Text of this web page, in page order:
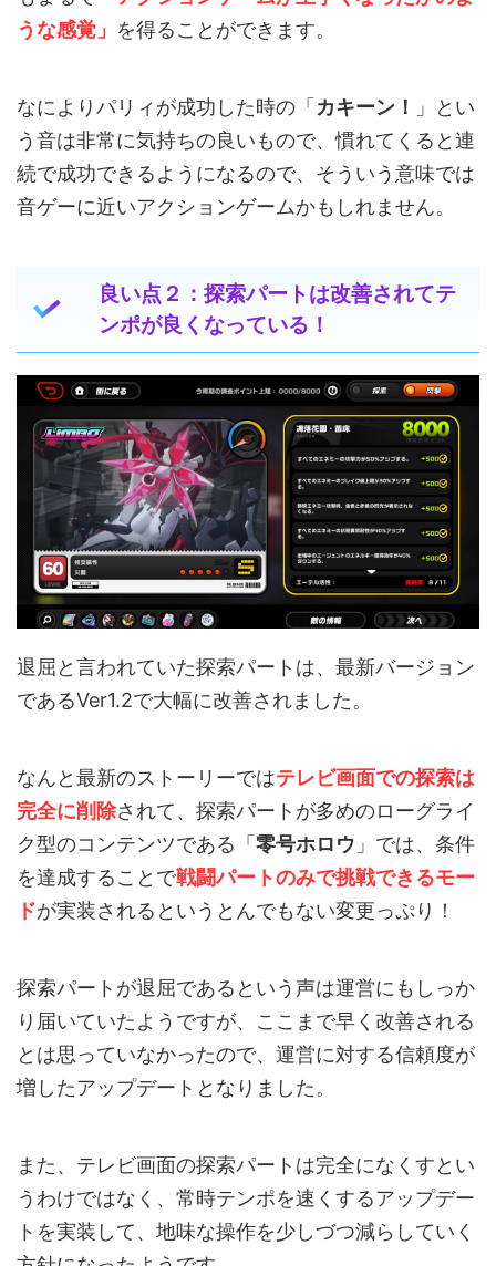
うな感覚 」 を得ることができます。
なによりパリィが成功した時の「 カキーン！
」とい
う音は非常に気持ちの良いもので、慣れてくると連
続で成功できるようになるので、そういう意味では
音ゲーに近いアクションゲームかもしれません。
良い点２：探索パートは改善されてテ
ンポが良くなっている！
退屈と言われていた探索パートは、最新バージョン
であるVer1.2で大幅に改善されました。
なんと最新のストーリーではテレビ画面での探索は
完全に削除されて、探索パートが多めのローグライ
ク型のコンテンツである「 零号ホロウ 」では、条件
を達成することで戦闘パートのみで挑戦できるモー
ドが実装されるというとんでもない変更っぷり！
探索パートが退屈であるという声は運営にもしっか
り届いていたようですが、ここまで早く改善される
とは思っていなかったので、運営に対する信頼度が
増したアップデートとなりました。
また、テレビ画面の探索パートは完全になくすとい
うわけではなく、常時テンポを速くするアップデー
トを実装して、地味な操作を少しづつ減らしていく